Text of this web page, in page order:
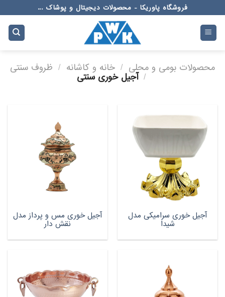
to
content
فروشگاه پاوریکا - محصولات دیجیتال و پوشاک ...
محصولات بومی و محلی / خانه و کاشانه / ظروف سنتی
/ آجیل خوری سنتی
آجیل خوری سرامیکی مدل
شیدا
آجیل خوری مس و پرداز مدل
نقش دار